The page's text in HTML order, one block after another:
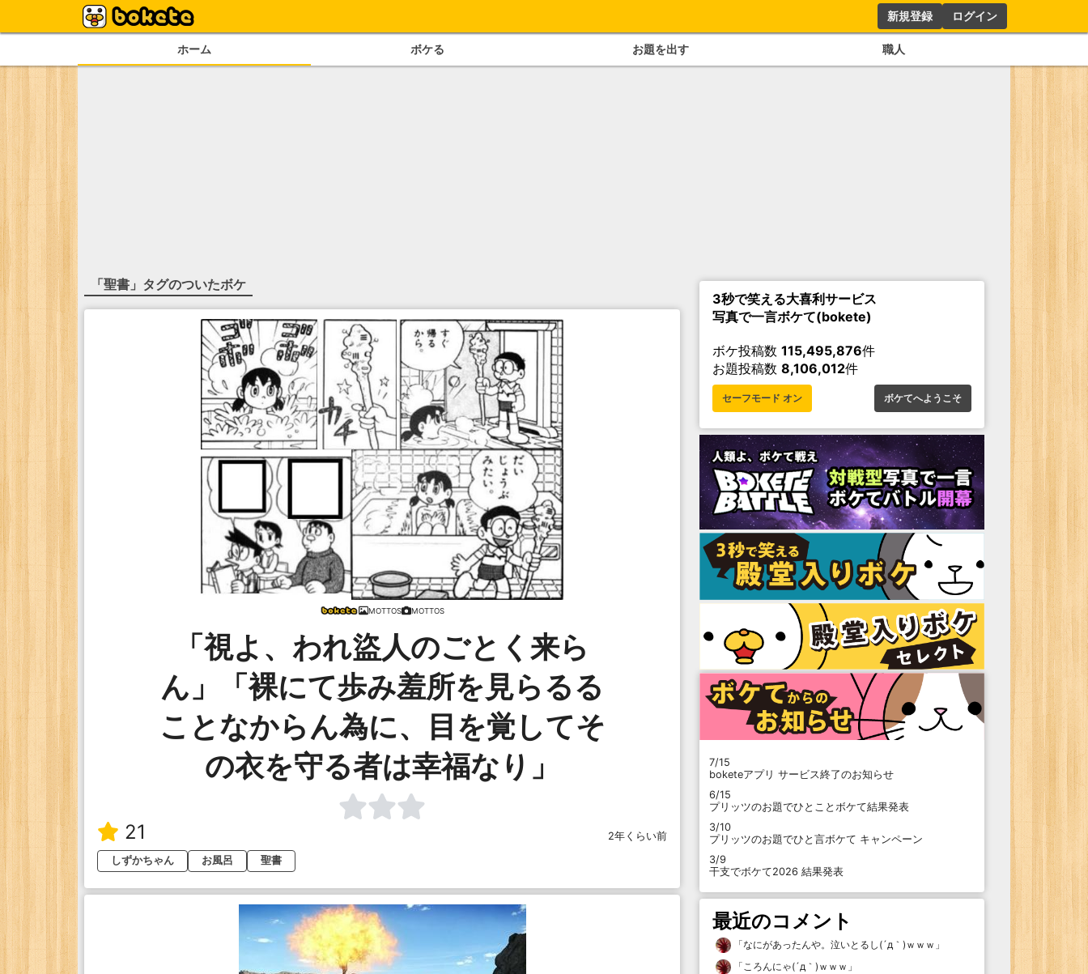
新規登録 ログイン
ホーム ボケる お題を出す 職人
「聖書 」タグのついたボケ
MOTTOS MOTTOS
「視よ、われ盜人のごとく来ら
ん」「裸にて歩み羞所を見らるる
ことなからん為に、目を覚してそ
の衣を守る者は幸福なり」
21
2年くらい前
しずかちゃん
お風呂 聖書
3秒で笑える大喜利サービス
写真で一言ボケて(bokete)
ボケ投稿数 115,495,876件
お題投稿数 8,106,012件
セーフモード オン ボケてへようこそ
7/15
boketeアプリ サービス終了のお知らせ
6/15
プリッツのお題でひとことボケて結果発表
3/10
プリッツのお題でひと言ボケて キャンペーン
3/9
干支でボケて2026 結果発表
最近のコメント
「なにがあったんや。泣いとるし(´д｀)ｗｗｗ 」
「ころんにゃ(´д｀)ｗｗｗ 」